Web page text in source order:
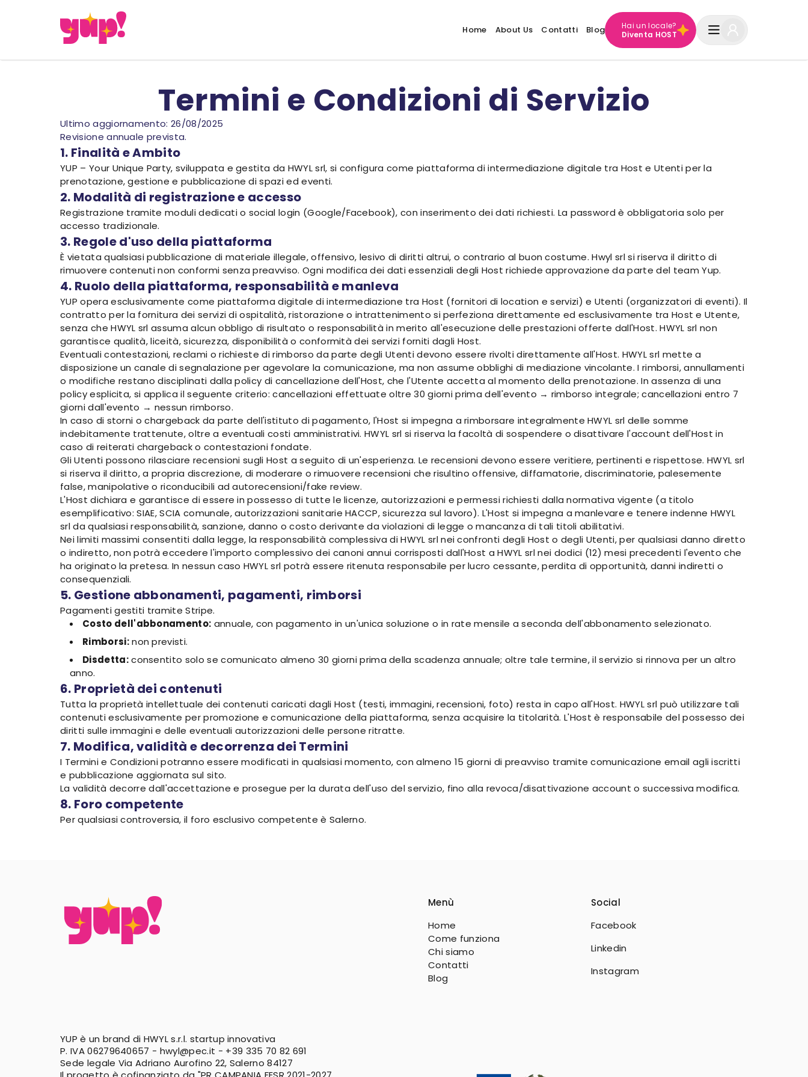
Home About Us Contatti Blog
Hai un locale?
Diventa HOST
Termini e Condizioni di Servizio
Ultimo aggiornamento: 26/08/2025
Revisione annuale prevista.
1. Finalità e Ambito
YUP – Your Unique Party, sviluppata e gestita da HWYL srl, si configura come piattaforma di intermediazione digitale tra Host e Utenti per la
prenotazione, gestione e pubblicazione di spazi ed eventi.
2. Modalità di registrazione e accesso
Registrazione tramite moduli dedicati o social login (Google/Facebook), con inserimento dei dati richiesti. La password è obbligatoria solo per
accesso tradizionale.
3. Regole d'uso della piattaforma
È vietata qualsiasi pubblicazione di materiale illegale, offensivo, lesivo di diritti altrui, o contrario al buon costume. Hwyl srl si riserva il diritto di
rimuovere contenuti non conformi senza preavviso. Ogni modifica dei dati essenziali degli Host richiede approvazione da parte del team Yup.
4. Ruolo della piattaforma, responsabilità e manleva
YUP opera esclusivamente come piattaforma digitale di intermediazione tra Host (fornitori di location e servizi) e Utenti (organizzatori di eventi). Il
contratto per la fornitura dei servizi di ospitalità, ristorazione o intrattenimento si perfeziona direttamente ed esclusivamente tra Host e Utente,
senza che HWYL srl assuma alcun obbligo di risultato o responsabilità in merito all'esecuzione delle prestazioni offerte dall'Host. HWYL srl non
garantisce qualità, liceità, sicurezza, disponibilità o conformità dei servizi forniti dagli Host.
Eventuali contestazioni, reclami o richieste di rimborso da parte degli Utenti devono essere rivolti direttamente all'Host. HWYL srl mette a
disposizione un canale di segnalazione per agevolare la comunicazione, ma non assume obblighi di mediazione vincolante. I rimborsi, annullamenti
o modifiche restano disciplinati dalla policy di cancellazione dell'Host, che l'Utente accetta al momento della prenotazione. In assenza di una
policy esplicita, si applica il seguente criterio: cancellazioni effettuate oltre 30 giorni prima dell'evento → rimborso integrale; cancellazioni entro 7
giorni dall'evento → nessun rimborso.
In caso di storni o chargeback da parte dell'istituto di pagamento, l'Host si impegna a rimborsare integralmente HWYL srl delle somme
indebitamente trattenute, oltre a eventuali costi amministrativi. HWYL srl si riserva la facoltà di sospendere o disattivare l'account dell'Host in
caso di reiterati chargeback o contestazioni fondate.
Gli Utenti possono rilasciare recensioni sugli Host a seguito di un'esperienza. Le recensioni devono essere veritiere, pertinenti e rispettose. HWYL srl
si riserva il diritto, a propria discrezione, di moderare o rimuovere recensioni che risultino offensive, diffamatorie, discriminatorie, palesemente
false, manipolative o riconducibili ad autorecensioni/fake review.
L'Host dichiara e garantisce di essere in possesso di tutte le licenze, autorizzazioni e permessi richiesti dalla normativa vigente (a titolo
esemplificativo: SIAE, SCIA comunale, autorizzazioni sanitarie HACCP, sicurezza sul lavoro). L'Host si impegna a manlevare e tenere indenne HWYL
srl da qualsiasi responsabilità, sanzione, danno o costo derivante da violazioni di legge o mancanza di tali titoli abilitativi.
Nei limiti massimi consentiti dalla legge, la responsabilità complessiva di HWYL srl nei confronti degli Host o degli Utenti, per qualsiasi danno diretto
o indiretto, non potrà eccedere l'importo complessivo dei canoni annui corrisposti dall'Host a HWYL srl nei dodici (12) mesi precedenti l'evento che
ha originato la pretesa. In nessun caso HWYL srl potrà essere ritenuta responsabile per lucro cessante, perdita di opportunità, danni indiretti o
consequenziali.
5. Gestione abbonamenti, pagamenti, rimborsi
Pagamenti gestiti tramite Stripe.
Costo dell'abbonamento: annuale, con pagamento in un'unica soluzione o in rate mensile a seconda dell'abbonamento selezionato.
Rimborsi:non previsti.
Disdetta:consentito solo se comunicato almeno 30 giorni prima della scadenza annuale; oltre tale termine, il servizio si rinnova per un altro
anno.
6. Proprietà dei contenuti
Tutta la proprietà intellettuale dei contenuti caricati dagli Host (testi, immagini, recensioni, foto) resta in capo all'Host. HWYL srl può utilizzare tali
contenuti esclusivamente per promozione e comunicazione della piattaforma, senza acquisire la titolarità. L'Host è responsabile del possesso dei
diritti sulle immagini e delle eventuali autorizzazioni delle persone ritratte.
7. Modifica, validità e decorrenza dei Termini
I Termini e Condizioni potranno essere modificati in qualsiasi momento, con almeno 15 giorni di preavviso tramite comunicazione email agli iscritti
e pubblicazione aggiornata sul sito.
La validità decorre dall'accettazione e prosegue per la durata dell'uso del servizio, fino alla revoca/disattivazione account o successiva modifica.
8. Foro competente
Per qualsiasi controversia, il foro esclusivo competente è Salerno.
Menù
Home
Come funziona
Chi siamo
Contatti
Blog
Social
Facebook
Linkedin
Instagram
YUP è un brand di HWYL s.r.l. startup innovativa
P. IVA 06279640657 - hwyl@pec.it - +39 335 70 82 691
Sede legale Via Adriano Aurofino 22, Salerno 84127